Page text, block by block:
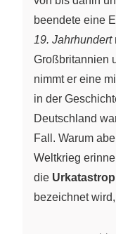
beendete eine
19. Jahrhundert
Großbritannien
nimmt er eine
in der
Deutschland
Fall. Warum
Weltkrieg
die
bezeichnet